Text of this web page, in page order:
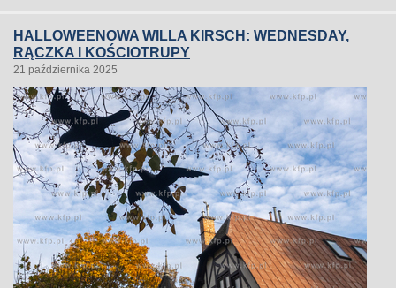
HALLOWEENOWA WILLA KIRSCH: WEDNESDAY,
RĄCZKA I KOŚCIOTRUPY
21 października 2025